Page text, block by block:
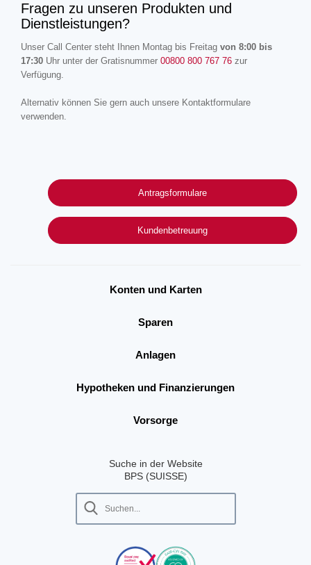
Fragen zu unseren Produkten und
Dienstleistungen?
Unser Call Center steht Ihnen Montag bis Freitag von 8:00 bis
17:30 Uhr unter der Gratisnummer 00800 800 767 76 zur
Verfügung.
Alternativ können Sie gern auch unsere Kontaktformulare
verwenden.
Antragsformulare
Kundenbetreuung
Konten und Karten
Sparen
Anlagen
Hypotheken und Finanzierungen
Vorsorge
Suche in der Website
BPS (SUISSE)